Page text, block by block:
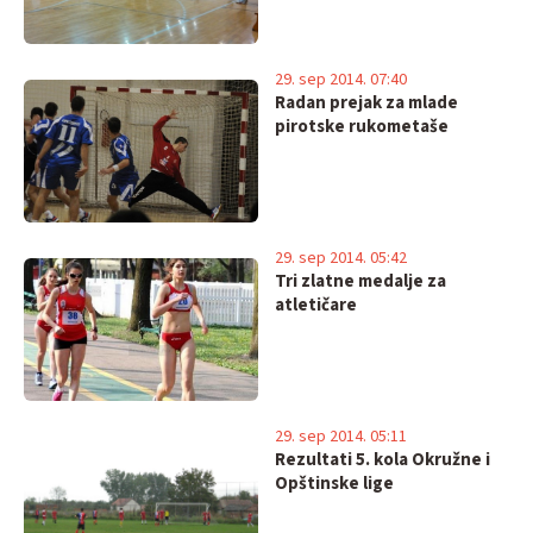
Radan prejak za mlade
pirotske rukometaše
29. sep 2014. 07:40
Tri zlatne medalje za
atletičare
29. sep 2014. 05:42
Rezultati 5. kola Okružne i
Opštinske lige
29. sep 2014. 05:11